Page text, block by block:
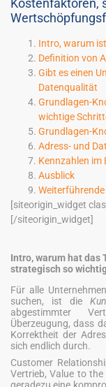
Kostenfaktoren,
Intro, warum
Definition von
Gibt es einen
Datenqualität
Grundlagen-
wichtige
Grundlagen-
Adress- und
Kennzahlen im
Ausblick
[siteorigin_widget
[/siteorigin_widget]
Intro, warum hat das
strategisch so
Für alle
suchen, ist die
abgestimmter
Überzeugung, dass
Korrektheit der
sich endlich durch.
Customer
Vertrieb, Value to